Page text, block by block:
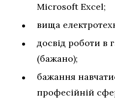
Microsoft Excel;
вища
досвід роботи в
(бажано);
бажання
професійній